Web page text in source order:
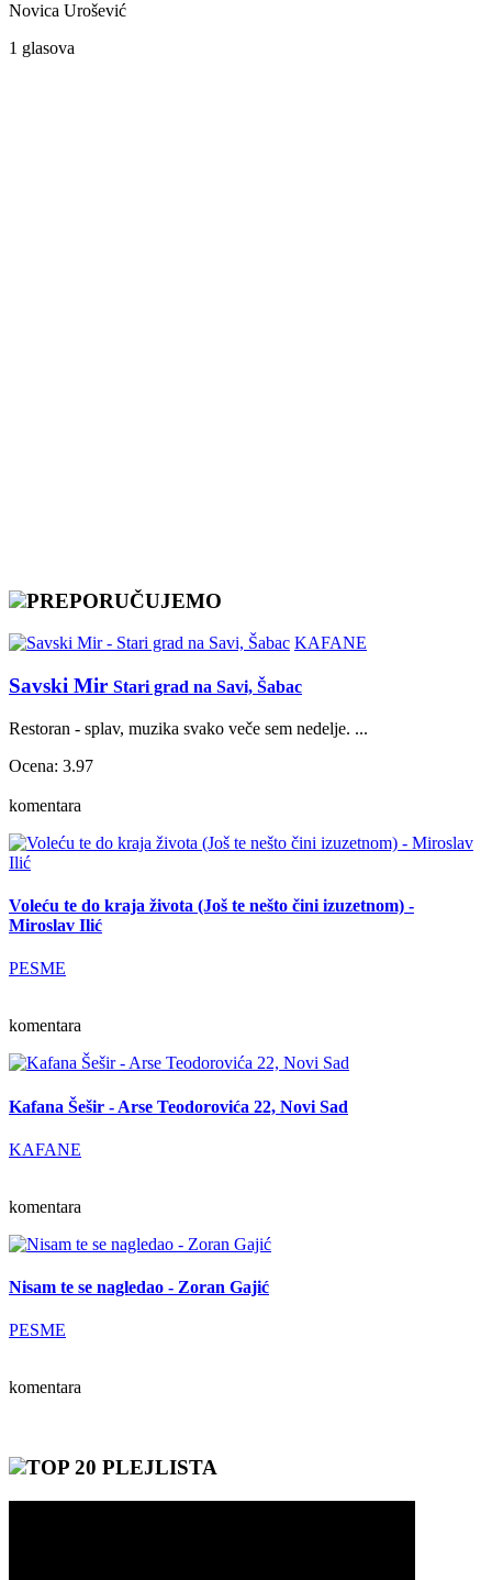
Novica Urošević
1 glasova
PREPORUČUJEMO
KAFANE
Savski Mir Stari grad na Savi, Šabac
Restoran - splav, muzika svako veče sem nedelje. ...
Ocena: 3.97
komentara
Voleću te do kraja života (Još te nešto čini izuzetnom) -
Miroslav Ilić
PESME
komentara
Kafana Šešir - Arse Teodorovića 22, Novi Sad
KAFANE
komentara
Nisam te se nagledao - Zoran Gajić
PESME
komentara
TOP 20 PLEJLISTA